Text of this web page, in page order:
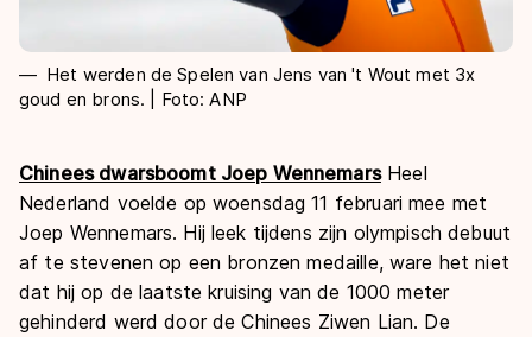
Het werden de Spelen van Jens van 't Wout met 3x
goud en brons. | Foto: ANP
Chinees dwarsboomt Joep WennemarsHeel
Nederland voelde op woensdag 11 februari mee met
Joep Wennemars. Hij leek tijdens zijn olympisch debuut
af te stevenen op een bronzen medaille, ware het niet
dat hij op de laatste kruising van de 1000 meter
gehinderd werd door de Chinees Ziwen Lian. De